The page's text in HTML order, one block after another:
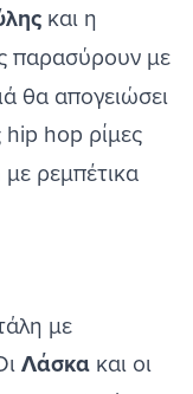
και η
παρασύρουν με
θα απογειώσει
hip hop ρίμες
ρεμπέτικα
με
Λάσκα και οι